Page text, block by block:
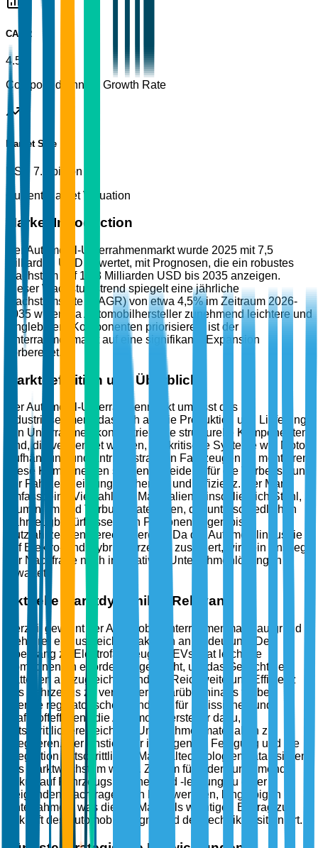
CAGR
4.5%
Compound Annual Growth Rate
Market Size
USD 7.5 billion
Current Market Valuation
Market Introduction
Der Automobil-Unterrahmenmarkt wurde 2025 mit 7,5
Milliarden USD bewertet, mit Prognosen, die ein robustes
Wachstum auf 12,3 Milliarden USD bis 2035 anzeigen.
Dieser Wachstumstrend spiegelt eine jährliche
Wachstumsrate (CAGR) von etwa 4,5% im Zeitraum 2026-
2035 wider. Da Automobilhersteller zunehmend leichtere und
langlebigere Komponenten priorisieren, ist der
Unterrahmenmarkt auf eine signifikante Expansion
vorbereitet.
Marktdefinition und Überblick
Der Automobil-Unterrahmenmarkt umfasst das
Industriesegment, das sich auf die Produktion und Lieferung
von Unterrahmen konzentriert, die strukturelle Komponenten
sind, die verwendet werden, um kritische Systeme wie Motor,
Aufhängung und Antriebsstrang in Fahrzeugen zu montieren.
Diese Komponenten sind entscheidend für die Verbesserung
der Fahrzeugleistung, Sicherheit und Effizienz. Der Markt
umfasst eine Vielzahl von Materialien, einschließlich Stahl,
Aluminium und Verbundmaterialien, die unterschiedlichen
Fahrzeugbedürfnissen von Personenwagen bis
Nutzfahrzeugen gerecht werden. Da die Automobilindustrie
auf Elektro- und Hybridfahrzeuge zusteuert, wird ein Anstieg
der Nachfrage nach innovativen Unterrahmenlösungen
erwartet.
Aktuelle Marktdynamik & Relevanz
Derzeit gewinnt der Automobil-Unterrahmenmarkt aufgrund
mehrerer einflussreicher Faktoren an Bedeutung. Der
Übergang zu Elektrofahrzeugen (EVs) hat leichtere
Komponenten erforderlich gemacht, um das Gewicht der
Batterien auszugleichen und die Reichweite und Effizienz
des Fahrzeugs zu verbessern. Darüber hinaus treiben
strenge regulatorische Standards für Emissionen und
Kraftstoffeffizienz die Automobilhersteller dazu,
fortschrittlichere, leichtere Unterrahmenmaterialien zu
integrieren. Der Anstieg der intelligenten Fertigung und die
Integration fortschrittlicher Materialtechnologien katalysieren
das Marktwachstum weiter. Zudem führt der zunehmende
Fokus auf Fahrzeugsicherheit und -leistung zu einer
steigenden Nachfrage nach hochwertigen, langlebigen
Unterrahmen, was diesen Markt als wichtigen Beitrag zur
Zukunft des Automobildesigns und der -technik positioniert.